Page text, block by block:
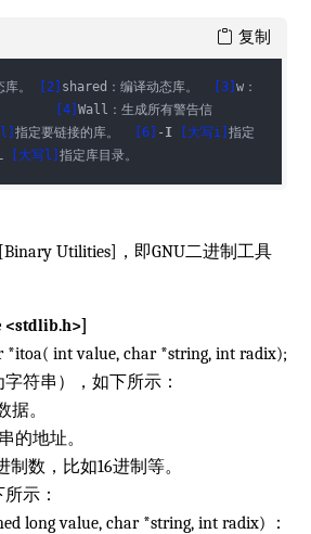
。 [2] shared：编译动态库。 [3] w：
息。
[4] Wall：生成所有警告信
指定要链接的库。 [6] - I [大写i] 指定
[大写l] 指定库目录。
复制
Utilities]，即GNU二进制工具
<stdlib.h>]
int value, char *string, int radix);
字符串），如下所示：
据。
的地址。
数，比如16进制等。
示：
long value, char *string, int radix) ：